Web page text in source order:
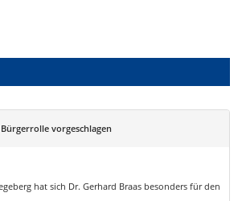
vorgeschlagen
hat sich Dr. Gerhard Braas besonders für den